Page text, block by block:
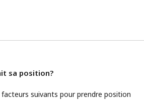
sa position?
suivants pour prendre position